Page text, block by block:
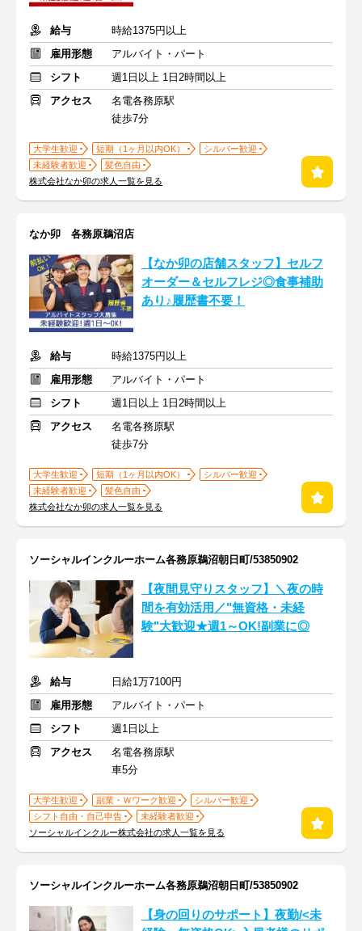
給与
時給1375円以上
雇用形態
アルバイト・パート
シフト
週1日以上 1日2時間以上
アクセス
名電各務原駅
徒歩7分
大学生歓迎 短期（1ヶ月以内OK）
シルバー歓迎
未経験者歓迎
髪色自由
株式会社なか卯の求人一覧を見る
なか卯 各務原鵜沼店
【なか卯の店舗スタッフ】セルフ
オーダー＆セルフレジ◎食事補助
あり♪履歴書不要！
給与
時給1375円以上
雇用形態
アルバイト・パート
シフト
週1日以上 1日2時間以上
アクセス
名電各務原駅
徒歩7分
大学生歓迎 短期（1ヶ月以内OK）
シルバー歓迎
未経験者歓迎
髪色自由
株式会社なか卯の求人一覧を見る
ソーシャルインクルーホーム各務原鵜沼朝日町/53850902
【夜間見守りスタッフ】＼夜の時
間を有効活用／"無資格・未経
験"大歓迎★週1～OK!副業に◎
給与
日給1万7100円
雇用形態
アルバイト・パート
シフト
週1日以上
アクセス
名電各務原駅
車5分
大学生歓迎 副業・Ｗワーク歓迎
シルバー歓迎
シフト自由・自己申告
未経験者歓迎
ソーシャルインクルー株式会社の求人一覧を見る
ソーシャルインクルーホーム各務原鵜沼朝日町/53850902
【身の回りのサポート】夜勤/<未